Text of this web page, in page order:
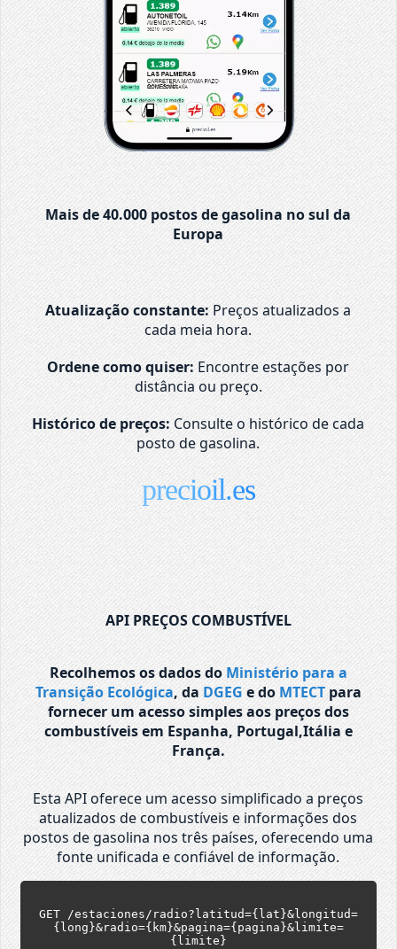
Mais de 40.000 postos de gasolina no sul da
Europa
Atualização constante: Preços atualizados a
cada meia hora.
Ordene como quiser: Encontre estações por
distância ou preço.
Histórico de preços: Consulte o histórico de cada
posto de gasolina.
precioil.es
API PREÇOS COMBUSTÍVEL
Recolhemos os dados do Ministério para a
Transição Ecológica, da DGEG e do MTECTpara
fornecer um acesso simples aos preços dos
combustíveis em Espanha, Portugal,Itália e
França.
Esta API oferece um acesso simplificado a preços
atualizados de combustíveis e informações dos
postos de gasolina nos três países, oferecendo uma
fonte unificada e confiável de informação.
GET /estaciones/radio?latitud={lat}&longitud=
{long}&radio={km}&pagina={pagina}&limite=
{limite}